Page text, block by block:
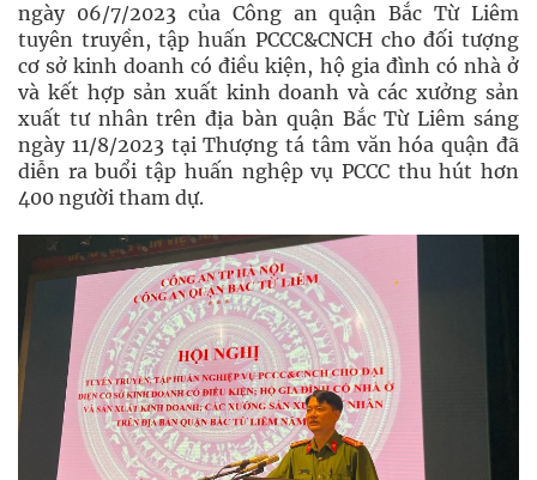
ngày 06/7/2023 của Công an quận Bắc Từ Liêm
tuyên truyền, tập huấn PCCC&CNCH cho đối tượng
cơ sở kinh doanh có điều kiện, hộ gia đình có nhà ở
và kết hợp sản xuất kinh doanh và các xưởng sản
xuất tư nhân trên địa bàn quận Bắc Từ Liêm sáng
ngày 11/8/2023 tại Thượng tá tâm văn hóa quận đã
diễn ra buổi tập huấn nghệp vụ PCCC thu hút hơn
400 người tham dự.